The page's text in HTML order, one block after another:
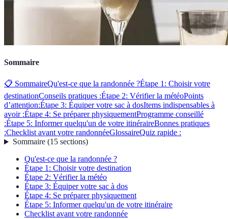
Sommaire
📋 SommaireQu'est-ce que la randonnée ?Étape 1: Choisir votre
destinationConseils pratiques :Étape 2: Vérifier la météoPoints
d’attention:Étape 3: Équiper votre sac à dosItems indispensables à
avoir :Étape 4: Se préparer physiquementProgramme conseillé
:Étape 5: Informer quelqu'un de votre itinéraireBonnes pratiques
:Checklist avant votre randonnéeGlossaireQuiz rapide :
Sommaire(15 sections)
Qu'est-ce que la randonnée ?
Étape 1: Choisir votre destination
Étape 2: Vérifier la météo
Étape 3: Équiper votre sac à dos
Étape 4: Se préparer physiquement
Étape 5: Informer quelqu'un de votre itinéraire
Checklist avant votre randonnée